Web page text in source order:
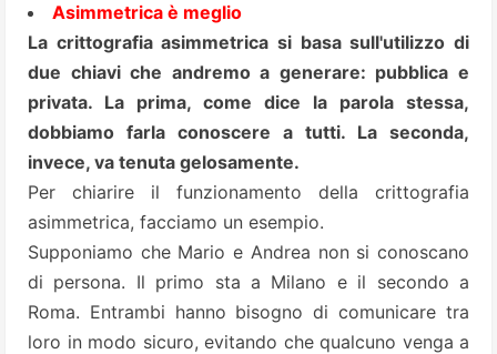
Asimmetrica è meglio
La crittografia asimmetrica si basa sull'utilizzo di
due chiavi che andremo a generare: pubblica e
privata. La prima, come dice la parola stessa,
dobbiamo farla conoscere a tutti. La seconda,
invece, va tenuta gelosamente.
Per chiarire il funzionamento della crittografia
asimmetrica, facciamo un esempio.
Supponiamo che Mario e Andrea non si conoscano
di persona. Il primo sta a Milano e il secondo a
Roma. Entrambi hanno bisogno di comunicare tra
loro in modo sicuro, evitando che qualcuno venga a